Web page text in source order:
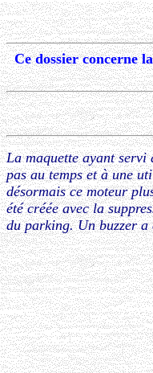
Ce dossier concerne
La maquette ayant servi
pas au temps et à une
désormais ce moteur
été créée avec la
du parking. Un buzzer a